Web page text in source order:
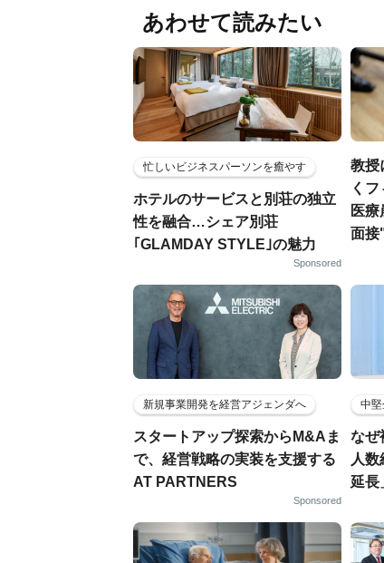
あわせて読みたい
忙しいビジネスパーソンを癒やす
ホテルのサービスと別荘の独立
性を融合…シェア別荘
｢GLAMDAY STYLE｣の魅力
Sponsored
教授
く
医
面接
新規事業開発を経営アジェンダへ
スタートアップ探索からM&Aま
で、経営戦略の実装を支援する
AT PARTNERS
Sponsored
中
なぜ
人
延長